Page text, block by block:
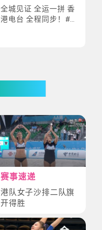
全城见证 全运一拼 香
港电台 全程同步！#全
赛事速递
港队女子沙排二队旗
开得胜